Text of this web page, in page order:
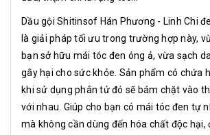
Dầu gội Shitinsof Hán Phương - Linh Chi
là giải pháp tối ưu trong trường hợp này,
bạn sở hữu mái tóc đen óng ả, vừa sạch
gây hại cho sức khỏe. Sản phẩm có chứa
khi sử dụng phân tử đó sẽ bám chặt vào
với nhau. Giúp cho bạn có mái tóc đen tự
mà không cần dùng đến hóa chất độc hại,